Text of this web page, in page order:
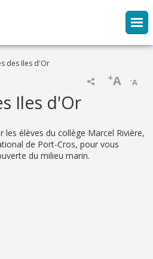
des Iles d'Or
-A
+A
Iles d'Or
élèves du collège Marcel Rivière,
de Port-Cros, pour vous
du milieu marin.